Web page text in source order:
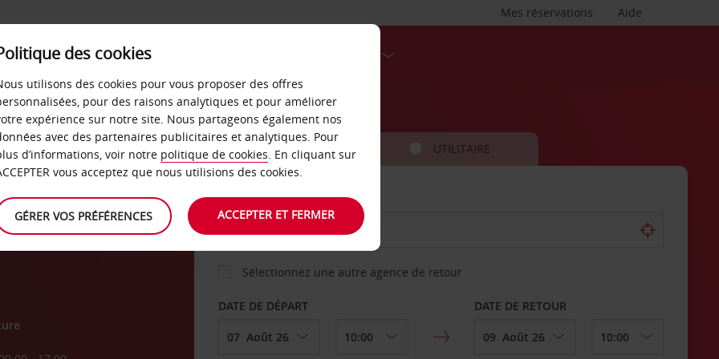
Aide
Mes réservations
LIBRE-SERVICE
VOITURE UTILITAIRE
AGENCE DE DÉPART
Sélectionnez une autre agence de retour
DATE DE DÉPART DATE DE RETOUR
des cookies
utilisons des cookies pour vous proposer des offres
pour des raisons analytiques et pour améliorer
expérience sur notre site. Nous partageons également nos
avec des partenaires publicitaires et analytiques. Pour
d’informations, voir notre politique de cookies. En cliquant sur
vous acceptez que nous utilisions des cookies.
GÉRER VOS PRÉFÉRENCES ACCEPTER ET FERMER